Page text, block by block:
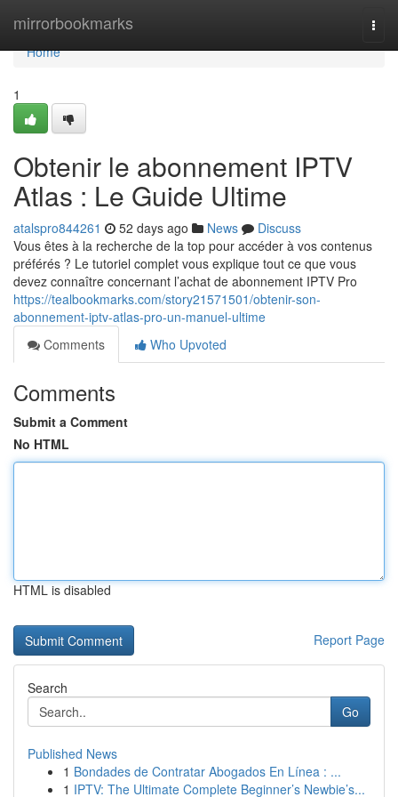
mirrorbookmarks
Home
Home
1
Obtenir le abonnement IPTV
Atlas : Le Guide Ultime
atalspro844261 52 days ago News
Discuss
Vous êtes à la recherche de la top pour accéder à vos contenus
préférés ? Le tutoriel complet vous explique tout ce que vous
devez connaître concernant l’achat de abonnement IPTV Pro
https://tealbookmarks.com/story21571501/obtenir-son-
abonnement-iptv-atlas-pro-un-manuel-ultime
Comments
Who Upvoted
Comments
Submit a Comment
No HTML
HTML is disabled
Report Page
Search
Go
Published News
1 Bondades de Contratar Abogados En Línea : ...
1 IPTV: The Ultimate Complete Beginner’s Newbie’s...